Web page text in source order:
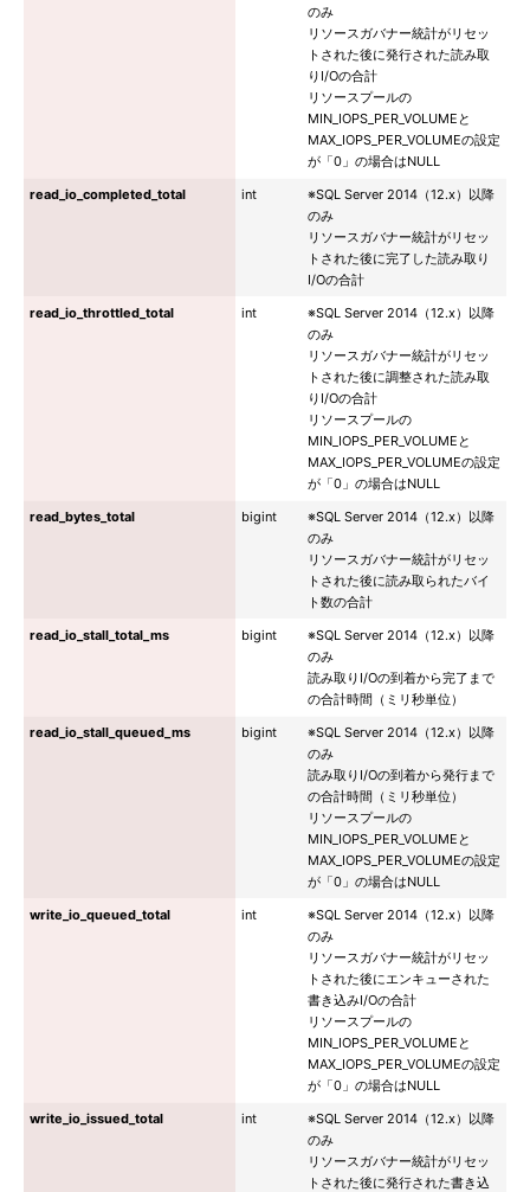
のみ
リソースガバナー統計がリセッ
トされた後に発行された読み取
りI/Oの合計
リソースプールの
MIN_IOPS_PER_VOLUMEと
MAX_IOPS_PER_VOLUMEの設定
が「0」の場合はNULL
read_io_completed_total
int
※SQL Server 2014（12.x）以降
のみ
リソースガバナー統計がリセッ
トされた後に完了した読み取り
I/Oの合計
read_io_throttled_total
int
※SQL Server 2014（12.x）以降
のみ
リソースガバナー統計がリセッ
トされた後に調整された読み取
りI/Oの合計
リソースプールの
MIN_IOPS_PER_VOLUMEと
MAX_IOPS_PER_VOLUMEの設定
が「0」の場合はNULL
read_bytes_total
bigint
※SQL Server 2014（12.x）以降
のみ
リソースガバナー統計がリセッ
トされた後に読み取られたバイ
ト数の合計
read_io_stall_total_ms
bigint
※SQL Server 2014（12.x）以降
のみ
読み取りI/Oの到着から完了まで
の合計時間（ミリ秒単位）
read_io_stall_queued_ms
bigint
※SQL Server 2014（12.x）以降
のみ
読み取りI/Oの到着から発行まで
の合計時間（ミリ秒単位）
リソースプールの
MIN_IOPS_PER_VOLUMEと
MAX_IOPS_PER_VOLUMEの設定
が「0」の場合はNULL
write_io_queued_total
int
※SQL Server 2014（12.x）以降
のみ
リソースガバナー統計がリセッ
トされた後にエンキューされた
書き込みI/Oの合計
リソースプールの
MIN_IOPS_PER_VOLUMEと
MAX_IOPS_PER_VOLUMEの設定
が「0」の場合はNULL
write_io_issued_total
int
※SQL Server 2014（12.x）以降
のみ
リソースガバナー統計がリセッ
トされた後に発行された書き込